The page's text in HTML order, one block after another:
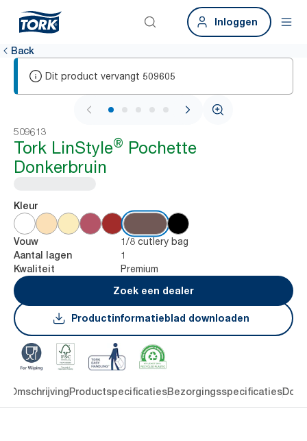
Inloggen
Back
Dit product vervangt 509605
1 / 6
509613
Tork LinStyle® Pochette
Donkerbruin
Kleur
Vouw 1/8 cutlery bag
Aantal lagen 1
Kwaliteit
Premium
Zoek een dealer
Productinformatieblad downloaden
OmschrijvingProductspecificatiesBezorgingsspecificaties